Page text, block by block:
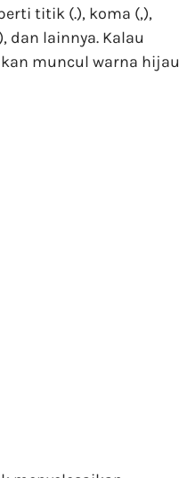
titik (.), koma (,),
dan lainnya. Kalau
muncul warna hijau